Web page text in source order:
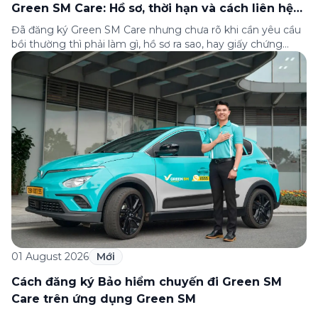
Green SM Care: Hồ sơ, thời hạn và cách liên hệ
hỗ trợ
Đã đăng ký Green SM Care nhưng chưa rõ khi cần yêu cầu
bồi thường thì phải làm gì, hồ sơ ra sao, hay giấy chứng
nhận bảo hiểm tìm ở đâu? Bài viết này tổng hợp đầy đủ các
câu hỏi thường gặp nhất về quy trình bồi thường và hỗ trợ
của Green […]
01 August 2026 Mới
Cách đăng ký Bảo hiểm chuyến đi Green SM
Care trên ứng dụng Green SM